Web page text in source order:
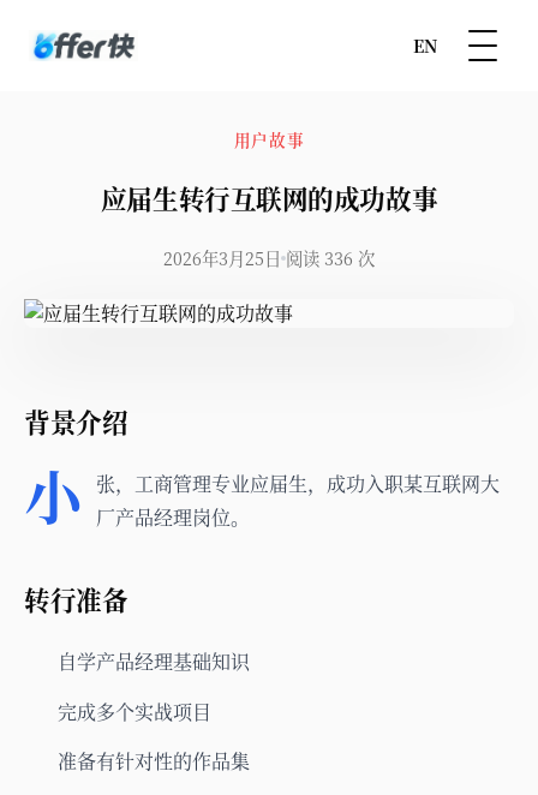
EN
用户故事
应届生转行互联网的成功故事
2026年3月25日 阅读 336 次
背景介绍
小
张，工商管理专业应届生，成功入职某互联网大
厂产品经理岗位。
转行准备
自学产品经理基础知识
完成多个实战项目
准备有针对性的作品集